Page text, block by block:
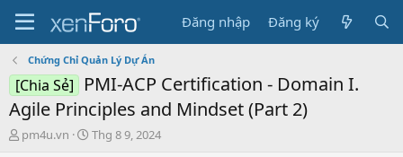
Đăng nhập Đăng ký
Chứng Chỉ Quản Lý Dự Án
[Chia Sẻ]
PMI-ACP Certification - Domain I.
Agile Principles and Mindset (Part 2)
N
pm4u.vn
N
Thg 8 9, 2024